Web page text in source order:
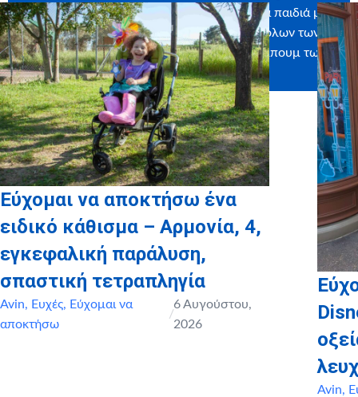
αποστολή birthday box – έκπληξη σε όλα τα παιδιά μας,
καθώς και τοmyikona.grγια τη χορηγία όλων των
προσωποποιημένων φωτογραφικών άλμπουμ των
παιδιών μας!
Εύχομαι να αποκτήσω ένα
ειδικό κάθισμα – Αρμονία, 4,
εγκεφαλική παράλυση,
σπαστική τετραπληγία
Avin, Ευχές, Εύχομαι να
αποκτήσω
/
6 Αυγούστου,
2026
Avin,